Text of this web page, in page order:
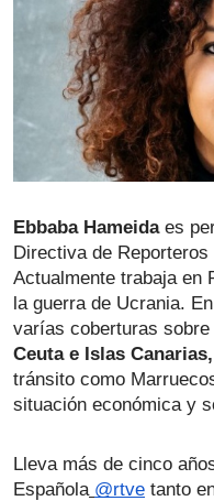
Ebbaba Hameida es
Directiva de
Actualmente trabaja en
la guerra de Ucrania.
varías coberturas
Ceuta e Islas Canarias,
tránsito como
situación económica y
Lleva más de cinco
Española @rtve